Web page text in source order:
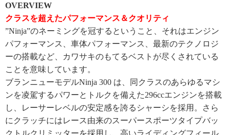
OVERVIEW
クラスを超えたパフォーマンス＆クオリティ
”Ninja”のネーミングを冠するということ、それはエンジン
パフォーマンス、車体パフォーマンス、最新のテクノロジ
ーの搭載など、カワサキのもてるベストが尽くされている
ことを意味しています。
ブランニューモデルNinja 300 は、同クラスのあらゆるマシ
ンを凌駕するパワーとトルクを備えた296ccエンジンを搭載
し、レーサーレベルの安定感を誇るシャーシを採用。さら
にクラッチにはレース由来のスーパースポーツタイプバッ
クトルクリミッターを採用し、高いライディングフィール